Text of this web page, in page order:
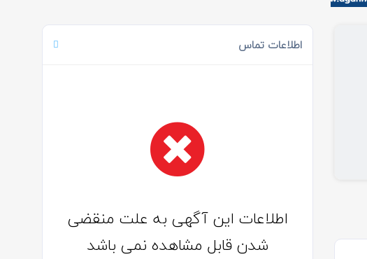
اطلاعات تماس
اطلاعات این آگهی به علت منقضی
شدن قابل مشاهده نمی باشد